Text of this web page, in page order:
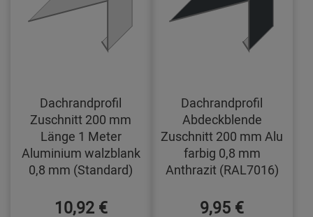
Dachrandprofil
Zuschnitt 200 mm
Länge 1 Meter
Aluminium walzblank
0,8 mm (Standard)
10,92 €
Dachrandprofil
Abdeckblende
Zuschnitt 200 mm Alu
farbig 0,8 mm
Anthrazit (RAL7016)
9,95 €